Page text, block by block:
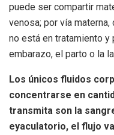
puede ser compartir
venosa; por vía
no está en tratamiento y
embarazo, el parto o la
Los únicos fluidos
concentrarse en
transmita son la
eyaculatorio, el flujo